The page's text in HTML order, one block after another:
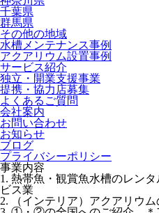
千葉県
群馬県
その他の地域
水槽メンテナンス事例
アクアリウム設置事例
サービス紹介
独立・開業支援事業
提携・協力店募集
よくあるご質問
会社案内
お問い合わせ
お知らせ
ブログ
プライバシーポリシー
事業内容
1. 熱帯魚・観賞魚水槽のレン
ビス業
2. （インテリア）アクアリウ